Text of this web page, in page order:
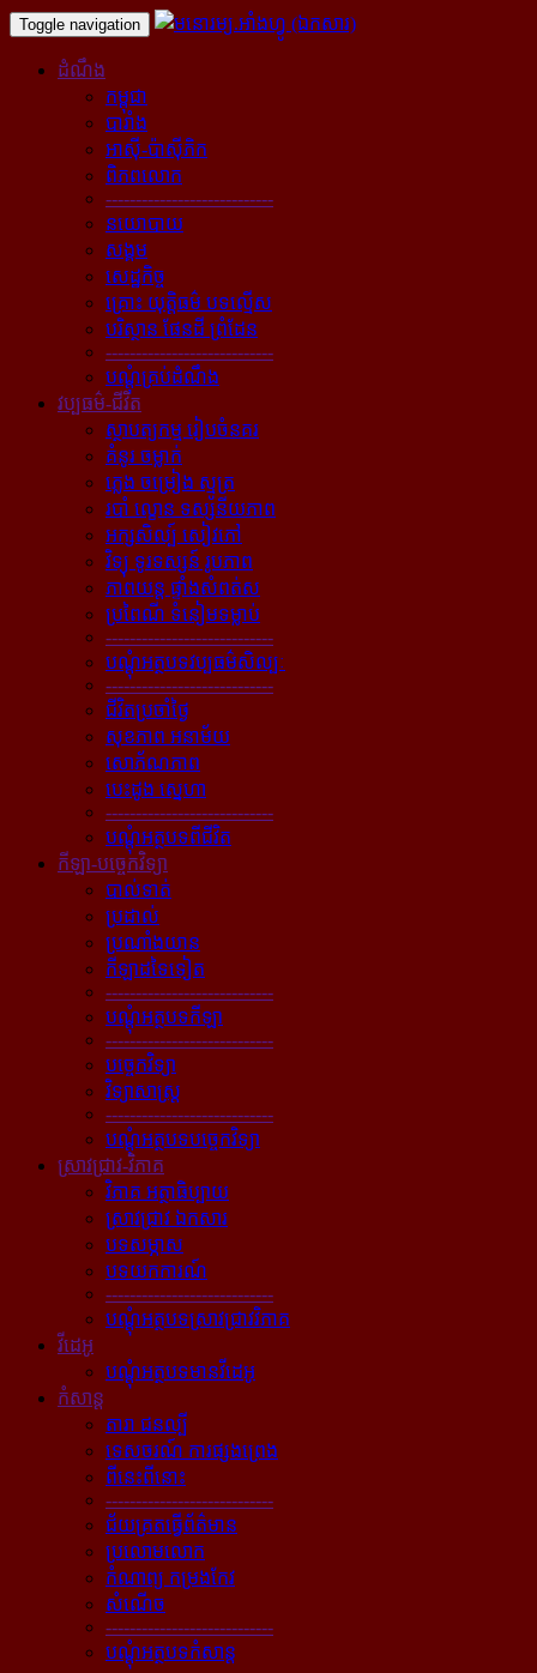
Toggle navigation
ដំណឹង
កម្ពុជា
បារាំង
អាស៊ី-ប៉ាស៊ីភិក
ពិភពលោក
----------------------------
នយោបាយ
សង្គម
សេដ្ឋកិច្ច
គ្រោះ យុត្តិធម៌ បទល្មើស
បរិស្ថាន ផែនដី ព្រំដែន
----------------------------
បណ្ដុំគ្រប់ដំណឹង
វប្បធម៌-ជីវិត
ស្ថាបត្យកម្ម រៀបចំនគរ
គំនូរ ចម្លាក់
ភ្លេង ចម្រៀង ស្មូត្រ
របាំ ល្ខោន ទស្សនីយភាព
អក្សសិល្ប៍ សៀវភៅ
វិទ្យុ ទូរទស្សន៍ រូបភាព
ភាពយន្ដ ផ្ទាំងសំពត់ស
ប្រពៃណី ទំនៀមទម្លាប់
----------------------------
បណ្ដុំអត្ថបទវប្បធម៌សិល្បៈ
----------------------------
ជីវិតប្រចាំថ្ងៃ
សុខភាព អនាម័យ
សោភ័ណភាព
បេះដូង ស្នេហា
----------------------------
បណ្ដុំអត្ថបទពីជីវិត
កីឡា-បច្ចេកវិទ្យា
បាល់ទាត់
ប្រដាល់
ប្រណាំងយាន
កីឡាដទៃទៀត
----------------------------
បណ្ដុំអត្ថបទកីឡា
----------------------------
បច្ចេកវិទ្យា
វិទ្យាសាស្ត្រ
----------------------------
បណ្ដុំអត្ថបទបច្ចេកវិទ្យា
ស្រាវជ្រាវ-វិភាគ
វិភាគ អត្ថាធិប្បាយ
ស្រាវជ្រាវ ឯកសារ
បទសម្ភាស
បទយកការណ៍
----------------------------
បណ្ដុំអត្ថបទស្រាវជ្រាវវិភាគ
វីដេអូ
បណ្ដុំអត្ថបទមានវីដេអូ
កំសាន្ដ
តារា ជនល្បី
ទេសចរណ៍ ការផ្សងព្រេង
ពីនេះពីនោះ
----------------------------
ជ័យគ្រតធ្វើព័ត៌មាន
ប្រលោមលោក
កំណាព្យ កម្រងកែវ
សំណើច
----------------------------
បណ្ដុំអត្ថបទកំសាន្ដ